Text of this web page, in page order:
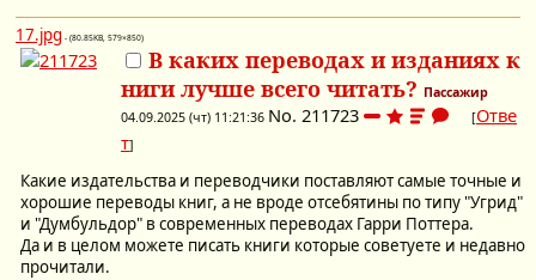
17.jpg - (80.85KB, 579×850)
В каких переводах и изданиях к
ниги лучше всего читать? Пассажир
04.09.2025 (чт) 11:21:36 No. 211723 [Отве
т]
Какие издательства и переводчики поставляют самые точные и
хорошие переводы книг, а не вроде отсебятины по типу "Угрид"
и "Думбульдор" в современных переводах Гарри Поттера.
Да и в целом можете писать книги которые советуете и недавно
прочитали.